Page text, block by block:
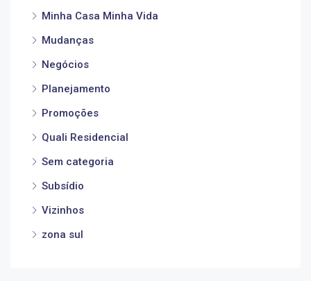
Minha Casa Minha Vida
Mudanças
Negócios
Planejamento
Promoções
Quali Residencial
Sem categoria
Subsídio
Vizinhos
zona sul